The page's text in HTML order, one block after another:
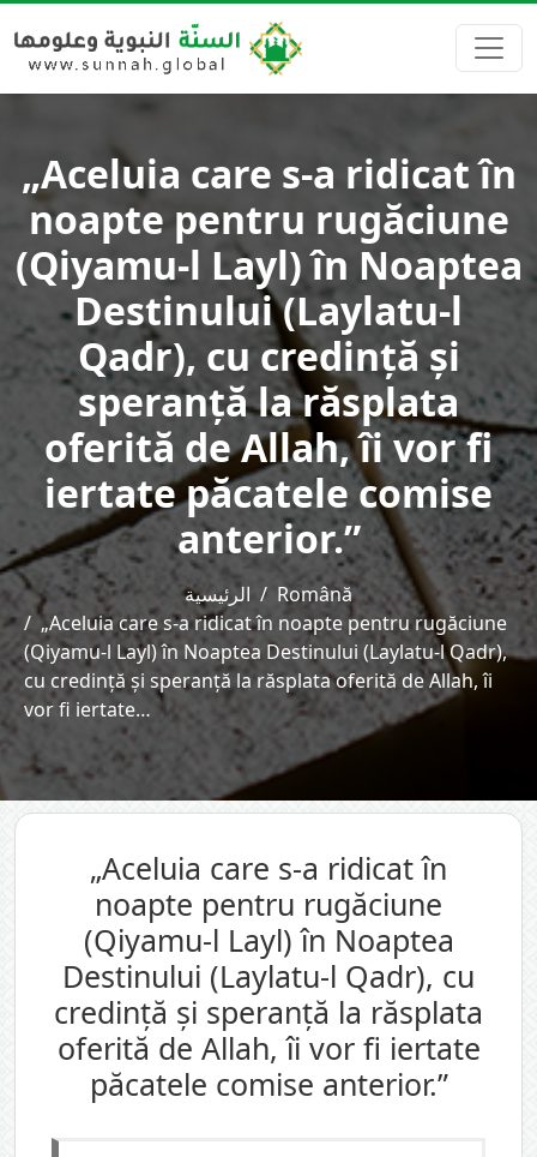
„Aceluia care s-a ridicat în
noapte pentru rugăciune
(Qiyamu-l Layl) în Noaptea
Destinului (Laylatu-l
Qadr), cu credință și
speranță la răsplata
oferită de Allah, îi vor fi
iertate păcatele comise
anterior.”
الرئيسية
Română
„Aceluia care s-a ridicat în noapte pentru rugăciune
(Qiyamu-l Layl) în Noaptea Destinului (Laylatu-l Qadr),
cu credință și speranță la răsplata oferită de Allah, îi
vor fi iertate…
„Aceluia care s-a ridicat în
noapte pentru rugăciune
(Qiyamu-l Layl) în Noaptea
Destinului (Laylatu-l Qadr), cu
credință și speranță la răsplata
oferită de Allah, îi vor fi iertate
păcatele comise anterior.”